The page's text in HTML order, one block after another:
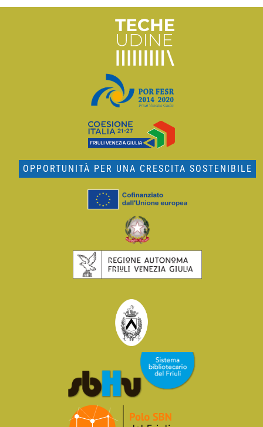
OPPORTUNITÀ PER UNA CRESCITA SOSTENIBILE